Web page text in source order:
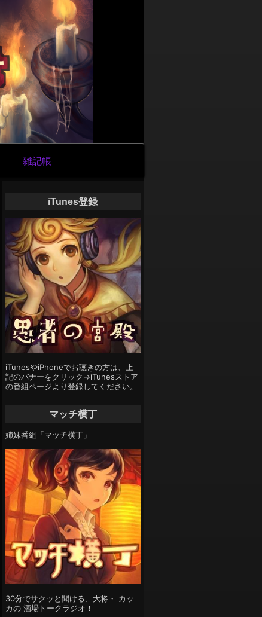
雑記帳
iTunes登録
iTunesやiPhoneでお聴きの方は、上
記のバナーをクリック→iTunesストア
の番組ページより登録してください。
マッチ横丁
姉妹番組「マッチ横丁」
30分でサクッと聞ける、大将・ カッ
カの 酒場トークラジオ！